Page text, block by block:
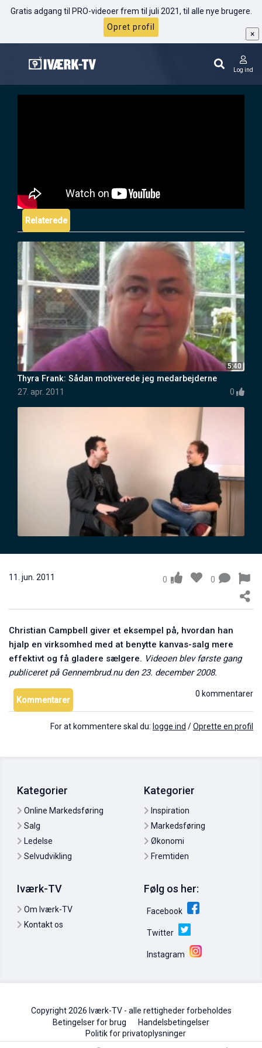
Gratis adgang til PRO-videoer frem til juli 2021, til alle nye brugere.
Opret profil
×
Log ind
Christian Campbell: En lærerig case om
kanvas-salg
Relaterede
5:40
Thyra Frank: Sådan motiverede jeg medarbejderne
27. apr. 2011 0
17. maj 2011 0
Mark Anthony: Tag ejerskab over din dag
04. jun. 2011
27. jun. 2011
Lars Grove Mortensen: Læring skal ske gennem ros -
11. jun. 2011 0 0
Christian Campbell giver et eksempel på, hvordan han
hjalp en virksomhed med at benytte kanvas-salg mere
effektivt og få gladere sælgere. Videoen blev første gang
publiceret på Gennembrud.nu den 23. december 2008.
0 kommentarer
Kommentarer
For at kommentere skal du: logge ind /Oprette en profil
Kategorier
Online Markedsføring
Salg
Ledelse
Selvudvikling
Kategorier
Inspiration
Markedsføring
Økonomi
Fremtiden
Iværk-TV
Om Iværk-TV
Kontakt os
Følg os her:
Facebook
Twitter
Instagram
Copyright 2026 Iværk-TV - alle rettigheder forbeholdes
Betingelser for brug
Handelsbetingelser
Politik for privatoplysninger